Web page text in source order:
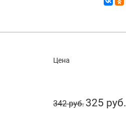
Цена
342 руб. 325 руб.